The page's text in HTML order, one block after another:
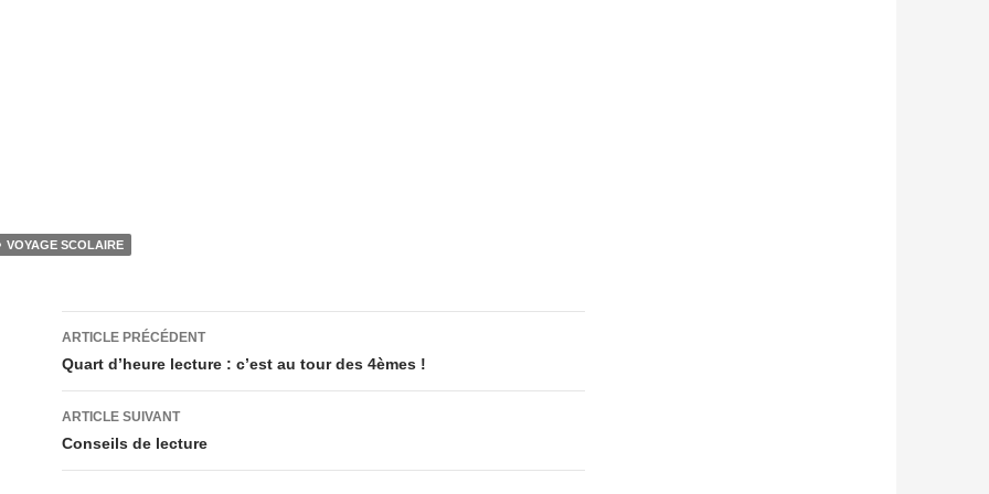
VOYAGE SCOLAIRE
Navigation
des
articles
ARTICLE PRÉCÉDENT
Quart d’heure lecture : c’est au tour des 4èmes !
ARTICLE SUIVANT
Conseils de lecture